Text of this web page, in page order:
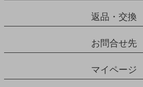
返品・交換
お問合せ先
マイページ